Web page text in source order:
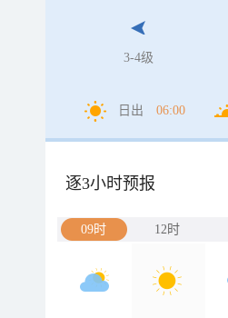
3-4级
日出 06:00
逐3小时预报
09时 12时